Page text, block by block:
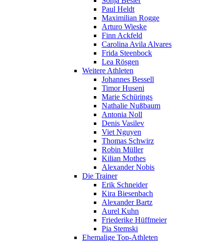
Paul Heldt
Maximilian Rogge
Arturo Wieske
Finn Ackfeld
Carolina Avila Alvares
Frida Steenbock
Lea Rösgen
Weitere Athleten
Johannes Bessell
Timor Huseni
Marie Schürings
Nathalie Nußbaum
Antonia Noll
Denis Vasilev
Viet Nguyen
Thomas Schwirz
Robin Müller
Kilian Mothes
Alexander Nobis
Die Trainer
Erik Schneider
Kira Biesenbach
Alexander Bartz
Aurel Kuhn
Friederike Hüffmeier
Pia Stemski
Ehemalige Top-Athleten